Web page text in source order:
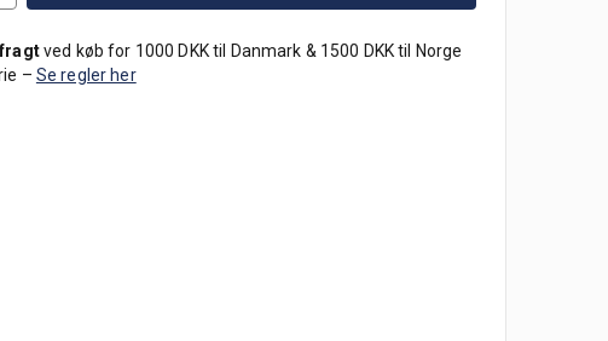
ved køb for 1000 DKK til Danmark & 1500 DKK til Norge
– Se regler her